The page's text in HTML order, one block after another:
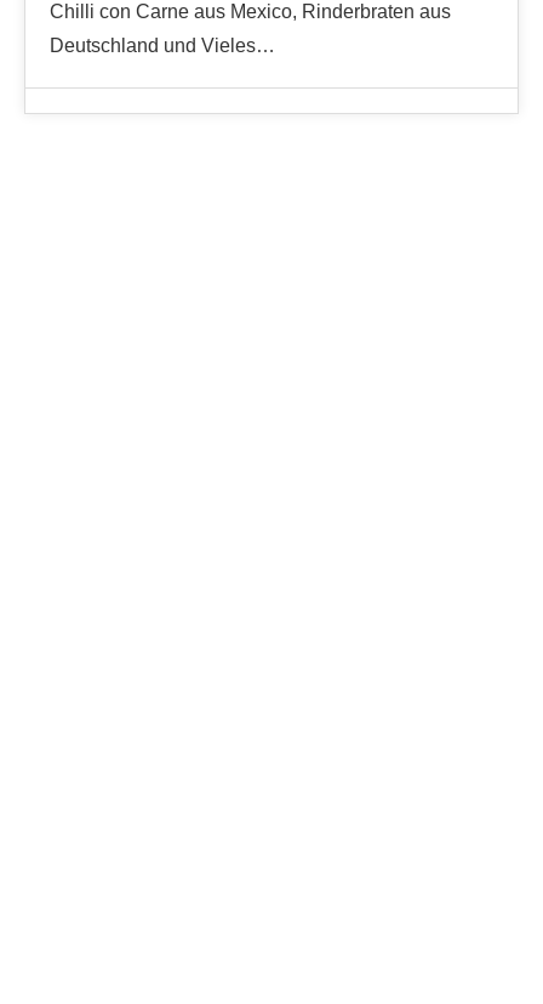
Chilli con Carne aus Mexico, Rinderbraten aus
Deutschland und Vieles…